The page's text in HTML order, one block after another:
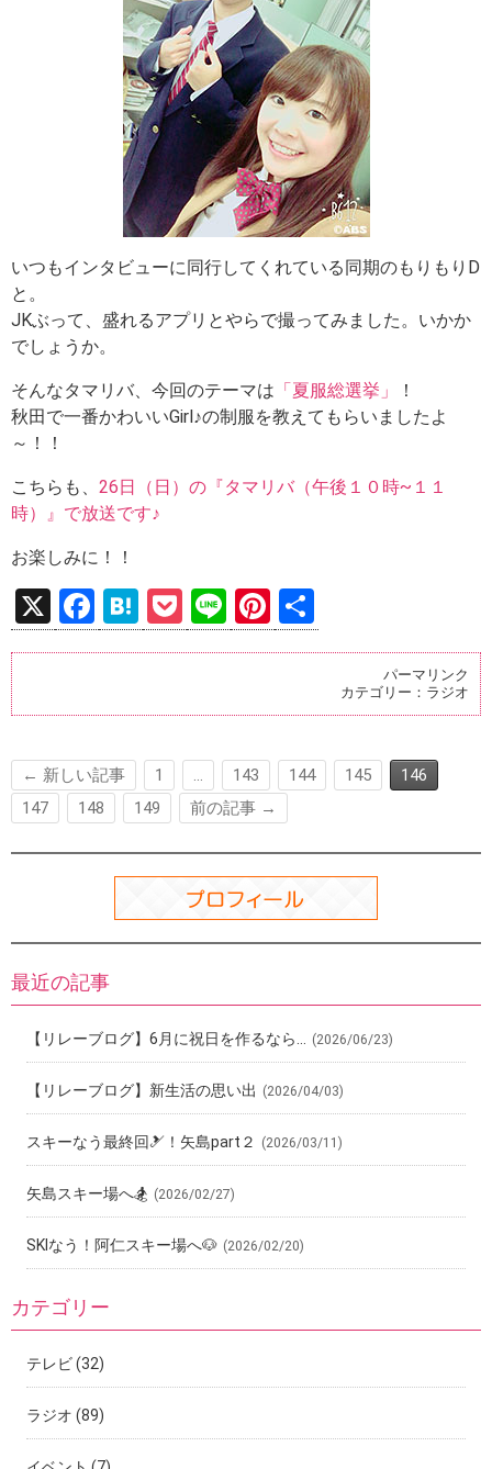
いつもインタビューに同行してくれている同期のもりもりD
と。
JKぶって、盛れるアプリとやらで撮ってみました。いかか
でしょうか。
そんなタマリバ、今回のテーマは 「夏服総選挙」
！
秋田で一番かわいいGirl♪の制服を教えてもらいましたよ
～！！
こちらも、 26日（日）の『タマリバ（午後１０時~１１
時）』で放送です♪
お楽しみに！！
X
F
a
b
o
k
H
at
n
P
o
et
Li
n
Pi
nt
es
有
パーマリンク
カテゴリー： ラジオ
← 新しい記事 1 … 143 144 145
146
147
148 149 前の記事 →
最近の記事
【リレーブログ】6月に祝日を作るなら… (2026/06/23)
【リレーブログ】新生活の思い出 (2026/04/03)
スキーなう最終回🎿！矢島part２ (2026/03/11)
矢島スキー場へ🏂 (2026/02/27)
SKIなう！阿仁スキー場へ🐶 (2026/02/20)
カテゴリー
テレビ(32)
ラジオ (89)